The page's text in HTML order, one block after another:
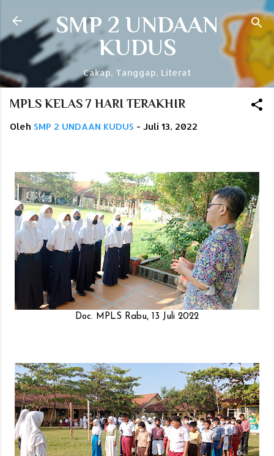
Langsung ke konten utama
SMP 2 UNDAAN
KUDUS
Cakap, Tanggap, Literat
MPLS KELAS 7 HARI TERAKHIR
Oleh SMP 2 UNDAAN KUDUS - Juli 13, 2022
Doc. MPLS Rabu, 13 Juli 2022